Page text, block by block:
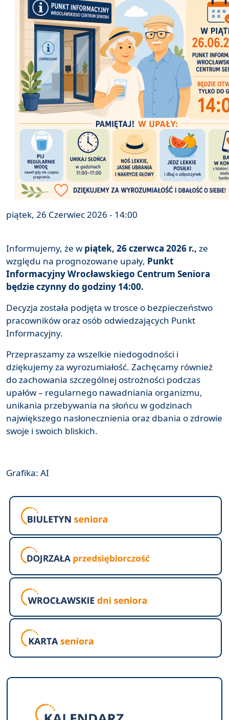
piątek, 26 Czerwiec 2026 - 14:00
Informujemy, że wpiątek, 26 czerwca 2026 r., ze
względu na prognozowane upały, Punkt
Informacyjny Wrocławskiego Centrum Seniora
będzie czynny do godziny 14:00.
Decyzja została podjęta w trosce o bezpieczeństwo
pracowników oraz osób odwiedzających Punkt
Informacyjny.
Przepraszamy za wszelkie niedogodności i
dziękujemy za wyrozumiałość. Zachęcamy również
do zachowania szczególnej ostrożności podczas
upałów – regularnego nawadniania organizmu,
unikania przebywania na słońcu w godzinach
największego nasłonecznienia oraz dbania o zdrowie
swoje i swoich bliskich.
Grafika: AI